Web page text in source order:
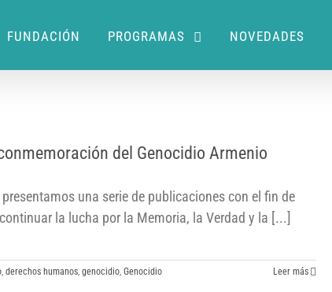
FUNDACIÓN PROGRAMAS NOVEDADES
del Genocidio Armenio
una serie de publicaciones con el fin de
la lucha por la Memoria, la Verdad y la [...]
, derechos humanos, genocidio, Genocidio
Leer más